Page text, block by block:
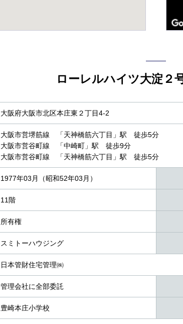
ローレルハイツ大淀２
大阪府大阪市北区本庄東２丁目4-2
大阪市営堺筋線 「天神橋筋六丁目」駅 徒歩5分
大阪市営谷町線 「中崎町」駅 徒歩9分
大阪市営谷町線 「天神橋筋六丁目」駅 徒歩5分
1977年03月（昭和52年03月）
11階
所有権
スミトーハウジング
日本管財住宅管理㈱
管理会社に全部委託
豊崎本庄小学校